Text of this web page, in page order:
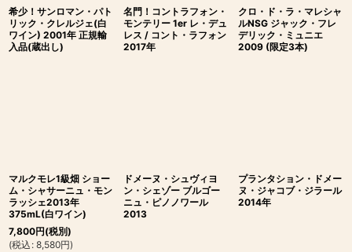
希少！サンロマン・パト
リック・クレルジェ(白
ワイン) 2001年 正規輸
入品(蔵出し)
名門！コントラフォン・
モンテリー 1er レ・デュ
レス / コント・ラフォン
2017年
クロ・ド・ラ・マレシャ
ルNSG ジャック・フレ
デリック・ミュニエ
2009 (限定3本)
マルクモレ1級畑 ショー
ム・シャサーニュ・モン
ラッシェ2013年
375mL(白ワイン)
7,800円(税別)
(税込 : 8,580円)
ドメーヌ・シュヴィヨ
ン・シェゾー ブルゴー
ニュ・ピノノワール
2013
プランタション・ドメー
ヌ・ジャコブ・ジラール
2014年